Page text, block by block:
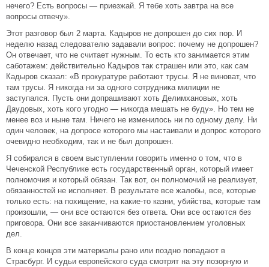
нечего? Есть вопросы — приезжай. Я тебе хоть завтра на все
вопросы отвечу».
Этот разговор был 2 марта. Кадыров не допрошен до сих пор. И
неделю назад следователю задавали вопрос: почему не допрошен?
Он отвечает, что не считает нужным. То есть кто занимается этим
саботажем: действительно Кадыров так страшен или это, как сам
Кадыров сказал: «В прокуратуре работают трусы. Я не виноват, что
там трусы. Я никогда ни за одного сотрудника милиции не
заступался. Пусть они допрашивают хоть Делимхановых, хоть
Даудовых, хоть кого угодно — никогда мешать не буду». Но тем не
менее воз и ныне там. Ничего не изменилось ни по одному делу. Ни
один человек, на допросе которого мы настаивали и допрос которого
очевидно необходим, так и не был допрошен.
Я собирался в своем выступлении говорить именно о том, что в
Чеченской Республике есть государственный орган, который имеет
полномочия и который обязан. Так вот, он полномочий не реализует,
обязанностей не исполняет. В результате все жалобы, все, которые
только есть: на похищение, на какие-то казни, убийства, которые там
произошли, — они все остаются без ответа. Они все остаются без
приговора. Они все заканчиваются приостановлением уголовных
дел.
В конце концов эти материалы рано или поздно попадают в
Страсбург. И судьи европейского суда смотрят на эту позорную и